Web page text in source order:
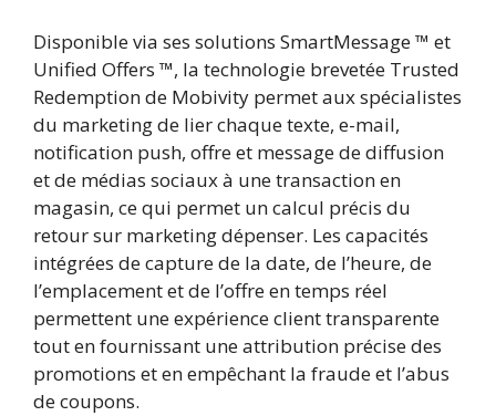
Disponible via ses solutions SmartMessage ™ et
Unified Offers ™, la technologie brevetée Trusted
Redemption de Mobivity permet aux spécialistes
du marketing de lier chaque texte, e-mail,
notification push, offre et message de diffusion
et de médias sociaux à une transaction en
magasin, ce qui permet un calcul précis du
retour sur marketing dépenser. Les capacités
intégrées de capture de la date, de l’heure, de
l’emplacement et de l’offre en temps réel
permettent une expérience client transparente
tout en fournissant une attribution précise des
promotions et en empêchant la fraude et l’abus
de coupons.